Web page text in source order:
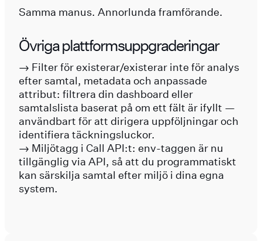
Samma manus. Annorlunda framförande.
Övriga plattformsuppgraderingar
→ Filter för existerar/existerar inte för analys
efter samtal, metadata och anpassade
attribut: filtrera din dashboard eller
samtalslista baserat på om ett fält är ifyllt —
användbart för att dirigera uppföljningar och
identifiera täckningsluckor.
→ Miljötagg i Call API:t: env-taggen är nu
tillgänglig via API, så att du programmatiskt
kan särskilja samtal efter miljö i dina egna
system.